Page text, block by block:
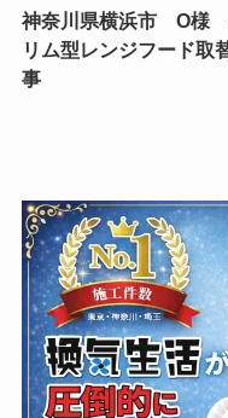
神奈川県横浜市 O様
リム型レンジフード取
事